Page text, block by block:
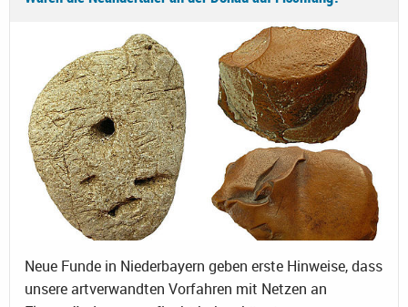
Neue Funde in Niederbayern geben erste Hinweise, dass
unsere artverwandten Vorfahren mit Netzen an